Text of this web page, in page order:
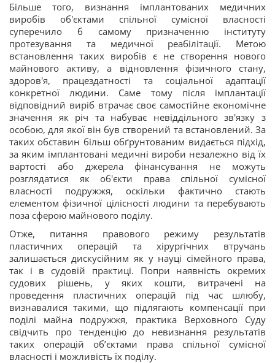
Більше того, визнання імплантованих медичних
виробів об'єктами спільної сумісної власності
суперечило б самому призначенню інституту
протезування та медичної реабілітації. Метою
встановлення таких виробів є не створення нового
майнового активу, а відновлення фізичного стану,
здоров'я, працездатності та соціальної адаптації
конкретної людини. Саме тому після імплантації
відповідний виріб втрачає своє самостійне економічне
значення як річ та набуває невіддільного зв'язку з
особою, для якої він був створений та встановлений. За
таких обставин більш обґрунтованим видається підхід,
за яким імплантовані медичні вироби незалежно від їх
вартості або джерела фінансування не можуть
розглядатися як об'єкти права спільної сумісної
власності подружжя, оскільки фактично стають
елементом фізичної цілісності людини та перебувають
поза сферою майнового поділу.
Отже, питання правового режиму результатів
пластичних операцій та хірургічних втручань
залишається дискусійним як у науці сімейного права,
так і в судовій практиці. Попри наявність окремих
судових рішень, у яких кошти, витрачені на
проведення пластичних операцій під час шлюбу,
визнавалися такими, що підлягають компенсації при
поділі майна подружжя, практика Верховного Суду
свідчить про тенденцію до невизнання результатів
таких операцій об’єктами права спільної сумісної
власності і можливість їх поділу.